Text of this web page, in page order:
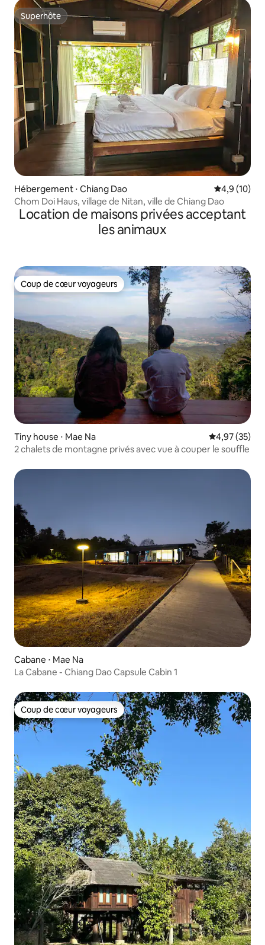
Superhôte
Superhôte
Hébergement ⋅ Chiang Dao Évaluation
4,9 (10)
Chom Doi Haus, village de Nitan, ville de Chiang Dao
Location de maisons privées acceptant
les animaux
Coup de cœur voyageurs
Coup de cœur voyageurs
Tiny house ⋅ Mae Na Évaluation
4,97 (35)
2 chalets de montagne privés avec vue à couper le souffle
Cabane ⋅ Mae Na
La Cabane - Chiang Dao Capsule Cabin 1
Coup de cœur voyageurs
Coup de cœur voyageurs